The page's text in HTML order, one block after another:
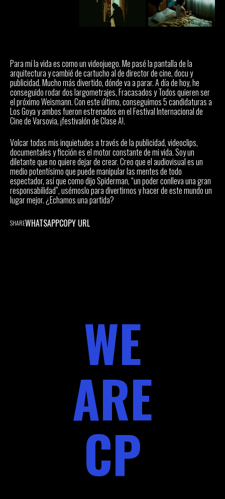
Para mí la vida es como un videojuego. Me pasé la pantalla de la
arquitectura y cambié de cartucho al de director de cine, docu y
publicidad. Mucho más divertido, dónde va a parar. A día de hoy, he
conseguido rodar dos largometrajes, Fracasados y Todos quieren ser
el próximo Weismann. Con este último, conseguimos 5 candidaturas a
Los Goya y ambos fueron estrenados en el Festival Internacional de
Cine de Varsovia, ¡festivalón de Clase A!.
Volcar todas mis inquietudes a través de la publicidad, videoclips,
documentales y ficción es el motor constante de mi vida. Soy un
diletante que no quiere dejar de crear. Creo que el audiovisual es un
medio potentísimo que puede manipular las mentes de todo
espectador, así que como dijo Spiderman, “un poder conlleva una gran
responsabilidad”, usémoslo para divertirnos y hacer de este mundo un
lugar mejor. ¿Echamos una partida?
SHAREWHATSAPPCOPY URL
WE
ARE
CP